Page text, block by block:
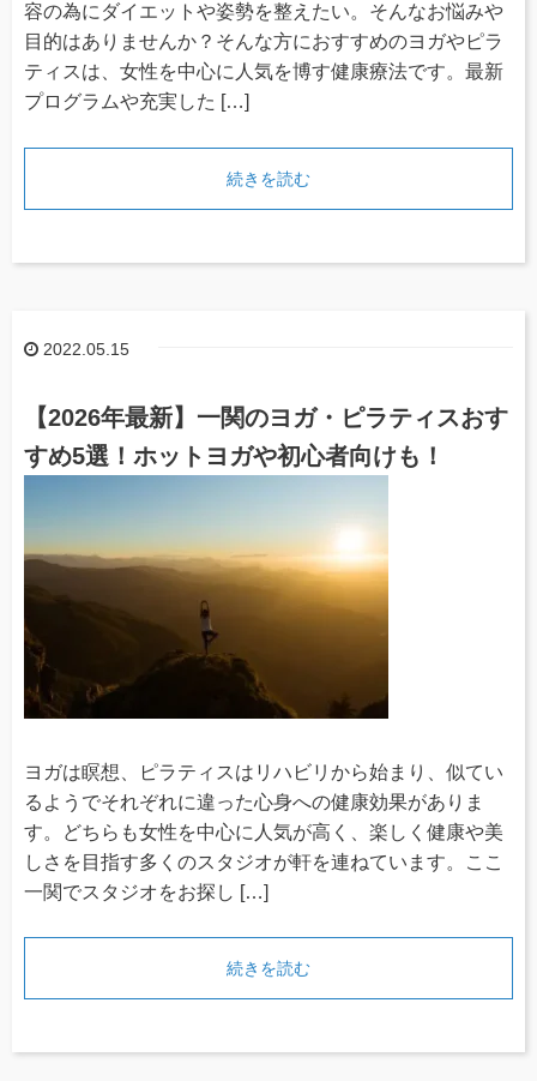
容の為にダイエットや姿勢を整えたい。そんなお悩みや
目的はありませんか？そんな方におすすめのヨガやピラ
ティスは、女性を中心に人気を博す健康療法です。最新
プログラムや充実した […]
続きを読む
2022.05.15
【2026年最新】一関のヨガ・ピラティスおす
すめ5選！ホットヨガや初心者向けも！
ヨガは瞑想、ピラティスはリハビリから始まり、似てい
るようでそれぞれに違った心身への健康効果がありま
す。どちらも女性を中心に人気が高く、楽しく健康や美
しさを目指す多くのスタジオが軒を連ねています。ここ
一関でスタジオをお探し […]
続きを読む